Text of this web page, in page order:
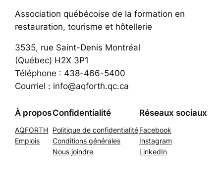
Association québécoise de la formation en
restauration, tourisme et hôtellerie
3535, rue Saint-Denis Montréal
(Québec) H2X 3P1
Téléphone : 438-466-5400
Courriel : info@aqforth.qc.ca
À propos
AQFORTH
Emplois
Confidentialité
Politique de confidentialité
Conditions générales
Nous joindre
Réseaux sociaux
Facebook
Instagram
LinkedIn